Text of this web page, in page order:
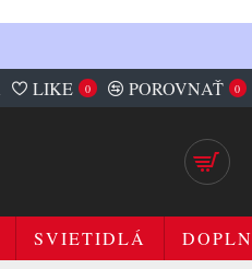
LIKE 0 POROVNAŤ 0
SVIETIDLÁ